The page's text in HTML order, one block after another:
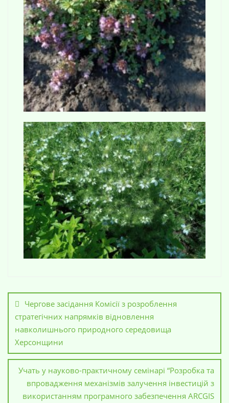
Чергове засідання Комісії з розроблення
стратегічних напрямків відновлення
навколишнього природного середовища
Херсонщини
Учать у науково-практичному семінарі “Розробка та
впровадження механізмів залучення інвестицій з
використанням програмного забезпечення ARCGIS